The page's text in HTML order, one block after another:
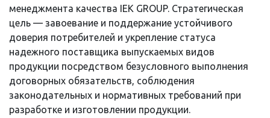
менеджмента качества IEK GROUP. Стратегическая
цель — завоевание и поддержание устойчивого
доверия потребителей и укрепление статуса
надежного поставщика выпускаемых видов
продукции посредством безусловного выполнения
договорных обязательств, соблюдения
законодательных и нормативных требований при
разработке и изготовлении продукции.